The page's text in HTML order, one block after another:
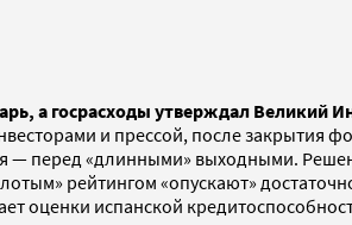
а госрасходы утверждал Великий
и прессой, после закрытия
— перед «длинными» выходными.
рейтингом «опускают»
оценки испанской